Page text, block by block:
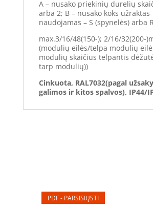
A – nusako priekinių durelių
arba 2; B – nusako koks užraktas
naudojamas – S (spynelės) arba
max.3/16/48(150-); 2/16/32(200-
(modulių eilės/telpa modulių
modulių skaičius telpantis
tarp modulių))
Cinkuota, RAL7032(pagal
galimos ir kitos spalvos), IP44/
PDF - PARSISIŲSTI